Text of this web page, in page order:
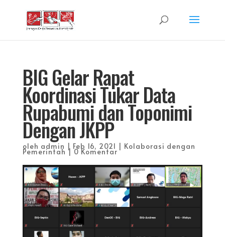
BIG Gelar Rapat
Koordinasi Tukar Data
Rupabumi dan Toponimi
Dengan JKPP
oleh admin | Feb 16, 2021 | Kolaborasi dengan
Pemerintah |0 Komentar